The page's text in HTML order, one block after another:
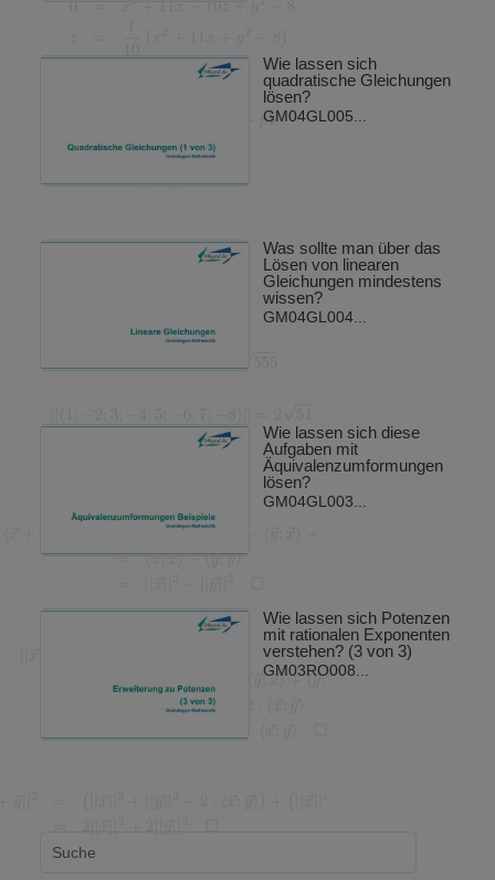
Wie lassen sich
quadratische Gleichungen
lösen?
GM04GL005...
Was sollte man über das
Lösen von linearen
Gleichungen mindestens
wissen?
GM04GL004...
Wie lassen sich diese
Aufgaben mit
Äquivalenzumformungen
lösen?
GM04GL003...
Wie lassen sich Potenzen
mit rationalen Exponenten
verstehen? (3 von 3)
GM03RO008...